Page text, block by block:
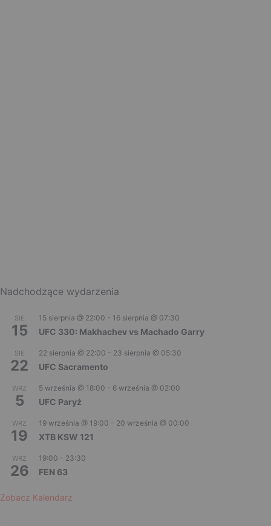
Nadchodzące wydarzenia
SIE
15
15 sierpnia @ 22:00 - 16 sierpnia @ 07:30
UFC 330: Makhachev vs Machado Garry
SIE
22
22 sierpnia @ 22:00 - 23 sierpnia @ 05:30
UFC Sacramento
WRZ
5
5 września @ 18:00 - 6 września @ 02:00
UFC Paryż
WRZ
19
19 września @ 19:00 - 20 września @ 00:00
XTB KSW 121
WRZ
26
19:00 - 23:30
FEN 63
Zobacz Kalendarz